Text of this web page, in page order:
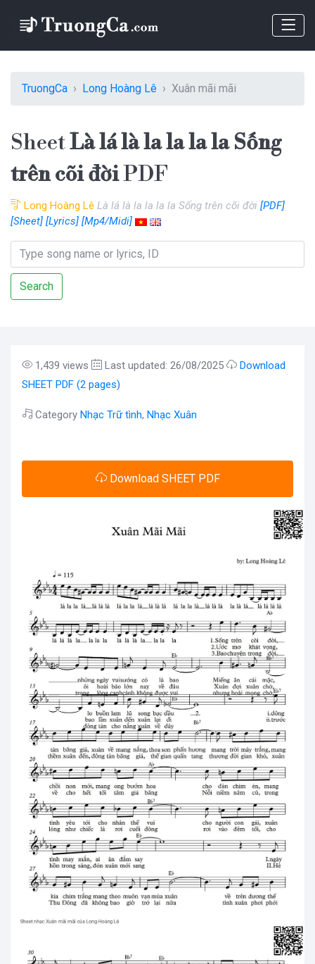
TruongCa Long Hoàng Lê Xuân mãi mãi
SheetLà lá là la la la la Sống
trên cõi đờiPDF
Long Hoàng Lê Là lá là la la la la Sống trên cõi đời [PDF]
[Sheet] [Lyrics] [Mp4/Midi]
Search
1,439 views Last updated: 26/08/2025
Download
SHEET PDF (2 pages)
Category Nhạc Trữ tình, Nhạc Xuân
Download SHEET PDF